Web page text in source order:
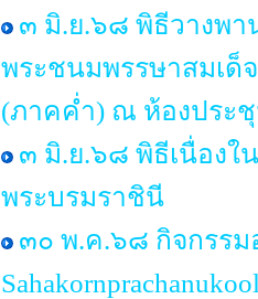
๓ มิ.ย.๖๘ พิธีวางพา
พระชนมพรรษาสมเด็
(ภาคค่ำ) ณ ห้องประ
๓ มิ.ย.๖๘ พิธีเนื่องใ
พระบรมราชินี
๓๐ พ.ค.๖๘ กิจกรร